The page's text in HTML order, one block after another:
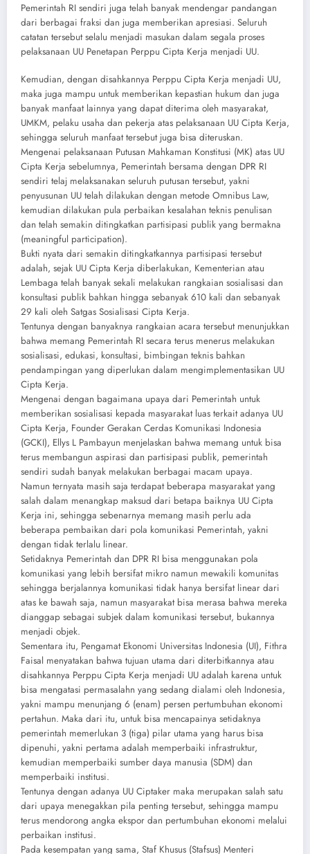
Pemerintah RI sendiri juga telah banyak mendengar pandangan
dari berbagai fraksi dan juga memberikan apresiasi. Seluruh
catatan tersebut selalu menjadi masukan dalam segala proses
pelaksanaan UU Penetapan Perppu Cipta Kerja menjadi UU.
Kemudian, dengan disahkannya Perppu Cipta Kerja menjadi UU,
maka juga mampu untuk memberikan kepastian hukum dan juga
banyak manfaat lainnya yang dapat diterima oleh masyarakat,
UMKM, pelaku usaha dan pekerja atas pelaksanaan UU Cipta Kerja,
sehingga seluruh manfaat tersebut juga bisa diteruskan.
Mengenai pelaksanaan Putusan Mahkaman Konstitusi (MK) atas UU
Cipta Kerja sebelumnya, Pemerintah bersama dengan DPR RI
sendiri telaj melaksanakan seluruh putusan tersebut, yakni
penyusunan UU telah dilakukan dengan metode Omnibus Law,
kemudian dilakukan pula perbaikan kesalahan teknis penulisan
dan telah semakin ditingkatkan partisipasi publik yang bermakna
(meaningful participation).
Bukti nyata dari semakin ditingkatkannya partisipasi tersebut
adalah, sejak UU Cipta Kerja diberlakukan, Kementerian atau
Lembaga telah banyak sekali melakukan rangkaian sosialisasi dan
konsultasi publik bahkan hingga sebanyak 610 kali dan sebanyak
29 kali oleh Satgas Sosialisasi Cipta Kerja.
Tentunya dengan banyaknya rangkaian acara tersebut menunjukkan
bahwa memang Pemerintah RI secara terus menerus melakukan
sosialisasi, edukasi, konsultasi, bimbingan teknis bahkan
pendampingan yang diperlukan dalam mengimplementasikan UU
Cipta Kerja.
Mengenai dengan bagaimana upaya dari Pemerintah untuk
memberikan sosialisasi kepada masyarakat luas terkait adanya UU
Cipta Kerja, Founder Gerakan Cerdas Komunikasi Indonesia
(GCKI), Ellys L Pambayun menjelaskan bahwa memang untuk bisa
terus membangun aspirasi dan partisipasi publik, pemerintah
sendiri sudah banyak melakukan berbagai macam upaya.
Namun ternyata masih saja terdapat beberapa masyarakat yang
salah dalam menangkap maksud dari betapa baiknya UU Cipta
Kerja ini, sehingga sebenarnya memang masih perlu ada
beberapa pembaikan dari pola komunikasi Pemerintah, yakni
dengan tidak terlalu linear.
Setidaknya Pemerintah dan DPR RI bisa menggunakan pola
komunikasi yang lebih bersifat mikro namun mewakili komunitas
sehingga berjalannya komunikasi tidak hanya bersifat linear dari
atas ke bawah saja, namun masyarakat bisa merasa bahwa mereka
dianggap sebagai subjek dalam komunikasi tersebut, bukannya
menjadi objek.
Sementara itu, Pengamat Ekonomi Universitas Indonesia (UI), Fithra
Faisal menyatakan bahwa tujuan utama dari diterbitkannya atau
disahkannya Perppu Cipta Kerja menjadi UU adalah karena untuk
bisa mengatasi permasalahn yang sedang dialami oleh Indonesia,
yakni mampu menunjang 6 (enam) persen pertumbuhan ekonomi
pertahun. Maka dari itu, untuk bisa mencapainya setidaknya
pemerintah memerlukan 3 (tiga) pilar utama yang harus bisa
dipenuhi, yakni pertama adalah memperbaiki infrastruktur,
kemudian memperbaiki sumber daya manusia (SDM) dan
memperbaiki institusi.
Tentunya dengan adanya UU Ciptaker maka merupakan salah satu
dari upaya menegakkan pila penting tersebut, sehingga mampu
terus mendorong angka ekspor dan pertumbuhan ekonomi melalui
perbaikan institusi.
Pada kesempatan yang sama, Staf Khusus (Stafsus) Menteri